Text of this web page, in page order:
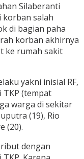
Silaberanti
korban salah
di bagian paha
korban akhirnya
ke rumah sakit
yakni inisial RF,
TKP (tempat
warga di sekitar
(19), Rio
(20).
dengan